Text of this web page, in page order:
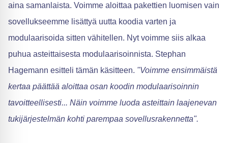
aina samanlaista. Voimme aloittaa pakettien luomisen vain
sovellukseemme lisättyä uutta koodia varten ja
modulaarisoida sitten vähitellen. Nyt voimme siis alkaa
puhua asteittaisesta modulaarisoinnista. Stephan
Hagemann esitteli tämän käsitteen. "Voimme ensimmäistä
kertaa päättää aloittaa osan koodin modulaarisoinnin
tavoitteellisesti... Näin voimme luoda asteittain laajenevan
tukijärjestelmän kohti parempaa sovellusrakennetta".